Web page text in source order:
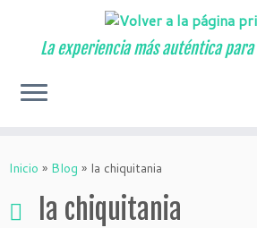
La experiencia más auténtica
Inicio » Blog » la chiquitania
la chiquitania